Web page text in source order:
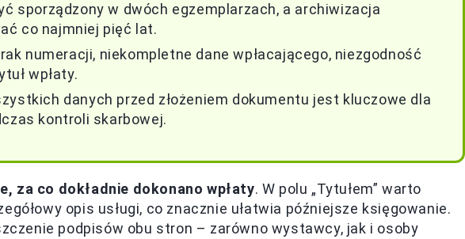
sporządzony w dwóch egzemplarzach, a archiwizacja
co najmniej pięć lat.
numeracji, niekompletne dane wpłacającego, niezgodność
wpłaty.
danych przed złożeniem dokumentu jest kluczowe dla
kontroli skarbowej.
za co dokładnie dokonano wpłaty. W polu „Tytułem” warto
opis usługi, co znacznie ułatwia późniejsze księgowanie.
podpisów obu stron – zarówno wystawcy, jak i osoby